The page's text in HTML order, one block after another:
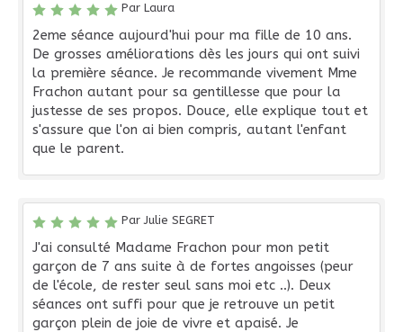
Par Laura
2eme séance aujourd'hui pour ma fille de 10 ans.
De grosses améliorations dès les jours qui ont suivi
la première séance. Je recommande vivement Mme
Frachon autant pour sa gentillesse que pour la
justesse de ses propos. Douce, elle explique tout et
s'assure que l'on ai bien compris, autant l'enfant
que le parent.
Par Julie SEGRET
J'ai consulté Madame Frachon pour mon petit
garçon de 7 ans suite à de fortes angoisses (peur
de l'école, de rester seul sans moi etc ..). Deux
séances ont suffi pour que je retrouve un petit
garçon plein de joie de vivre et apaisé. Je